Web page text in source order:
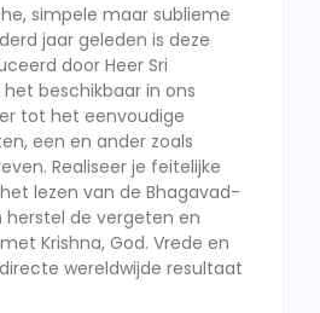
simpele maar sublieme
jaar geleden is deze
door Heer Sri
beschikbaar in ons
tot het eenvoudige
een en ander zoals
Realiseer je feitelijke
lezen van de Bhagavad-
herstel de vergeten en
Krishna, God. Vrede en
wereldwijde resultaat